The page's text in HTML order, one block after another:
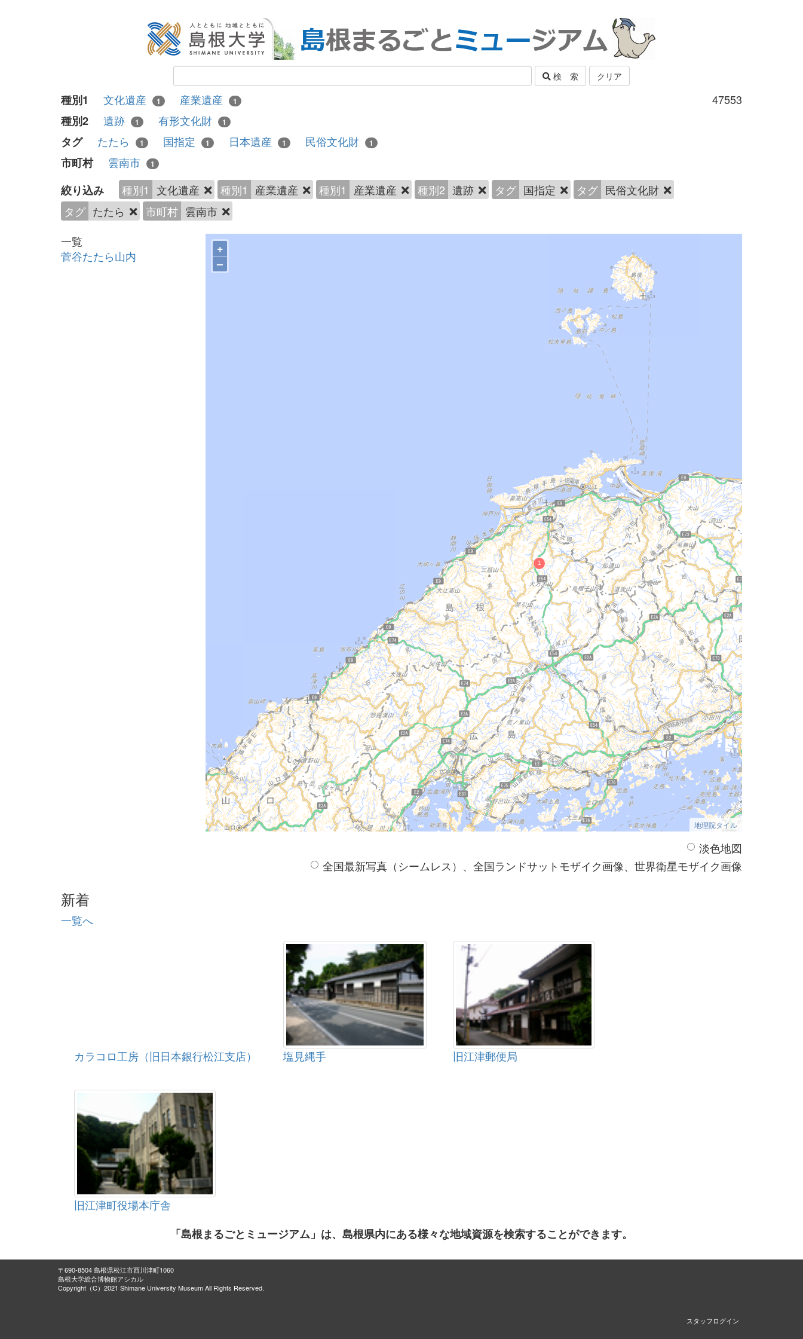
検 索 クリア
47553
種別1 文化遺産 1 産業遺産 1
種別2 遺跡 1 有形文化財 1
タグ たたら 1 国指定 1 日本遺産 1 民俗文化財 1
市町村 雲南市 1
絞り込み 種別1 文化遺産 種別1 産業遺産 種別1 産業遺産 種別2 遺跡 タグ 国指定 タグ 民俗文化財
タグ たたら 市町村 雲南市
一覧
菅谷たたら山内
+
–
地理院タイル
淡色地図
全国最新写真（シームレス）、全国ランドサットモザイク画像、世界衛星モザイク画像
新着
一覧へ
カラコロ工房（旧日本銀行松江支店） 塩見縄手 旧江津郵便局
旧江津町役場本庁舎
「島根まるごとミュージアム」は、島根県内にある様々な地域資源を検索することができます。
〒690-8504 島根県松江市西川津町1060
島根大学総合博物館アシカル
Copyright（C）2021 Shimane University Museum All Rights Reserved.
スタッフログイン